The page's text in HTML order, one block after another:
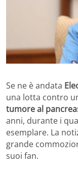
Se ne è andata
una lotta contro
tumore al
anni, durante i
esemplare. La
grande
suoi fan.